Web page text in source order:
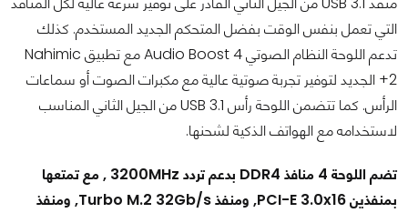
التي تعمل بنفس الوقت بفضل المتحكم الجديد المستخدم. كذلك
تدعم اللوحة النظام الصوتي Audio Boost 4 مع تطبيق Nahimic
2+ الجديد لتوفير تجربة صوتية عالية مع مكبرات الصوت أو سماعات
الرأس. كما تتضمن اللوحة رأس USB 3.1 من الجيل الثاني المناسب
لاستخدامه مع الهواتف الذكية لشحنها.
تضم اللوحة 4 منافذ DDR4 بدعم تردد 3200MHz , مع تمتعها
بمنفذين PCI-E 3.0x16, ومنفذ Turbo M.2 32Gb/s, ومنفذ